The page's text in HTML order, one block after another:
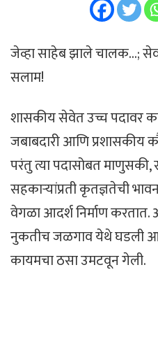
जेव्हा साहेब झाले चालक…;
सलाम!
शासकीय सेवेत उच्च पदावर
जबाबदारी आणि प्रशासकीय
परंतु त्या पदासोबत
सहकाऱ्यांप्रती कृतज्ञतेची
वेगळा आदर्श निर्माण
नुकतीच जळगाव येथे घडली
कायमचा ठसा उमटवून गेली.